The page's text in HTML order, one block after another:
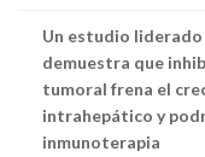
Un estudio liderado
demuestra que
tumoral frena el
intrahepático y
inmunoterapia